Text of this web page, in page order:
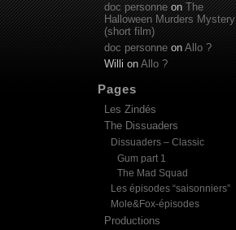
doc personneonThe
Halloween Murders Mystery
(short film)
doc personne on Allo ?
Willi on Allo ?
Pages
Les Zindés
The Dissuaders
Dissuaders – Classic
Gum part 1
The Mad Squad
Les épisodes “saisonniers”
Mole&Fox-épisodes
Productions